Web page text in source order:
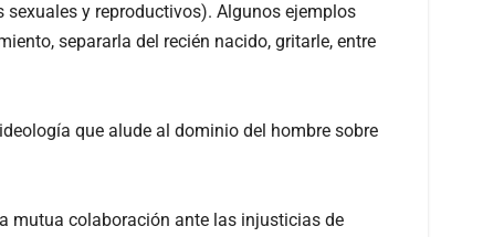
y reproductivos). Algunos ejemplos
separarla del recién nacido, gritarle, entre
que alude al dominio del hombre sobre
mutua colaboración ante las injusticias de